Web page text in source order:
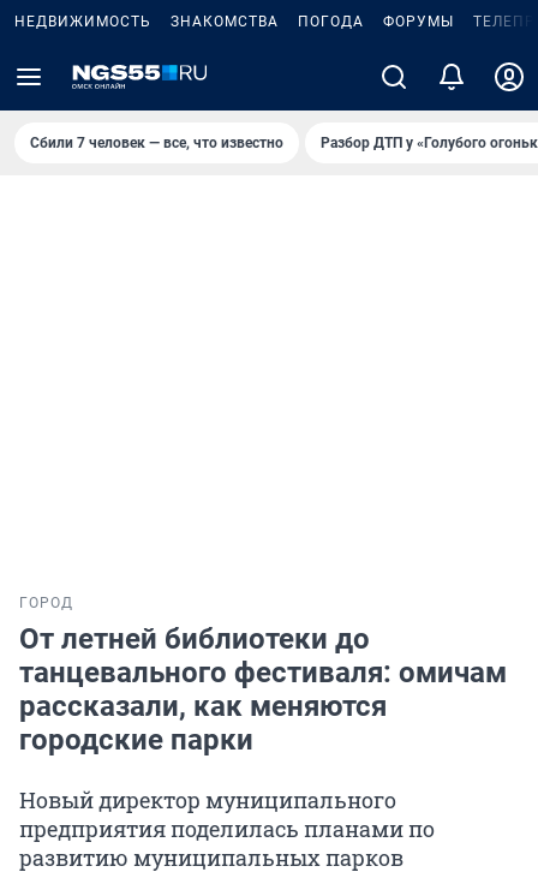
НЕДВИЖИМОСТЬ ЗНАКОМСТВА ПОГОДА ФОРУМЫ
Сбили 7 человек — все, что известно Разбор ДТП у «Голубого
ГОРОД
От летней библиотеки до
танцевального фестиваля: омичам
рассказали, как меняются
городские парки
Новый директор муниципального
предприятия поделилась планами по
развитию муниципальных парков